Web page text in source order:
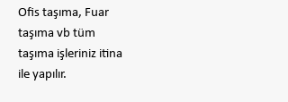
Ofis taşıma, Fuar
taşıma vb tüm
taşıma işleriniz itina
ile yapılır.